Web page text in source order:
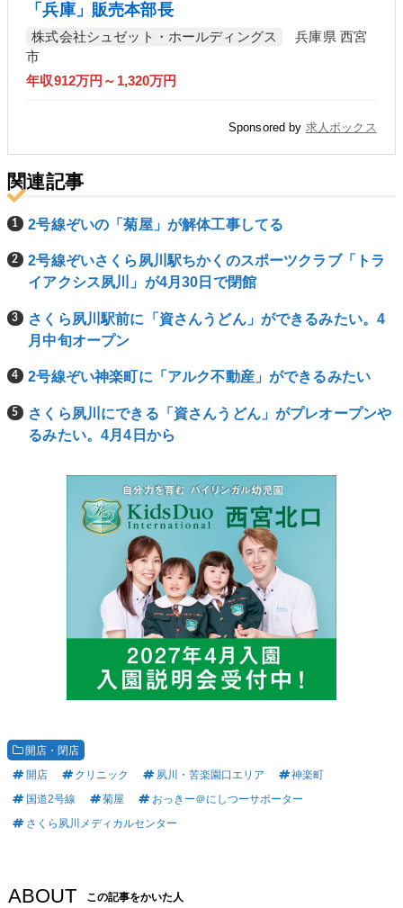
「兵庫」販売本部長
株式会社シュゼット・ホールディングス
兵庫県 西宮
市
年収912万円～1,320万円
Sponsored by 求人ボックス
関連記事
2号線ぞいの「菊屋」が解体工事してる
2号線ぞいさくら夙川駅ちかくのスポーツクラブ「トラ
イアクシス夙川」が4月30日で閉館
さくら夙川駅前に「資さんうどん」ができるみたい。4
月中旬オープン
2号線ぞい神楽町に「アルク不動産」ができるみたい
さくら夙川にできる「資さんうどん」がプレオープンや
るみたい。4月4日から
開店・閉店
開店
クリニック 夙川・苦楽園口エリア
神楽町
国道2号線
菊屋
おっきー＠にしつーサポーター
さくら夙川メディカルセンター
ABOUT この記事をかいた人